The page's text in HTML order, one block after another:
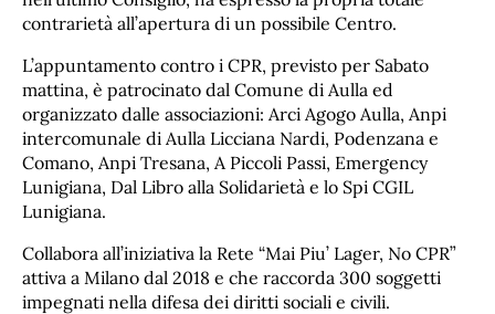
contrarietà all’apertura di un possibile Centro.
L’appuntamento contro i CPR, previsto per Sabato
mattina, è patrocinato dal Comune di Aulla ed
organizzato dalle associazioni: Arci Agogo Aulla, Anpi
intercomunale di Aulla Licciana Nardi, Podenzana e
Comano, Anpi Tresana, A Piccoli Passi, Emergency
Lunigiana, Dal Libro alla Solidarietà e lo Spi CGIL
Lunigiana.
Collabora all’iniziativa la Rete “Mai Piu’ Lager, No CPR”
attiva a Milano dal 2018 e che raccorda 300 soggetti
impegnati nella difesa dei diritti sociali e civili.